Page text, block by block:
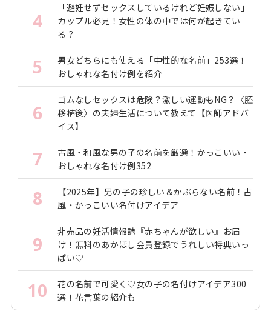
4
「避妊せずセックスしているけれど妊娠しない」
カップル必見！女性の体の中では何が起きてい
る？
5
男女どちらにも使える「中性的な名前」253選！
おしゃれな名付け例を紹介
6
ゴムなしセックスは危険？激しい運動もNG？〈胚
移植後〉の夫婦生活について教えて【医師アドバ
イス】
7
古風・和風な男の子の名前を厳選！かっこいい・
おしゃれな名付け例352
8
【2025年】男の子の珍しい＆かぶらない名前！古
風・かっこいい名付けアイデア
9
非売品の妊活情報誌『赤ちゃんが欲しい』お届
け！無料のあかほし会員登録でうれしい特典いっ
ぱい♡
10
花の名前で可愛く♡女の子の名付けアイデア300
選！花言葉の紹介も